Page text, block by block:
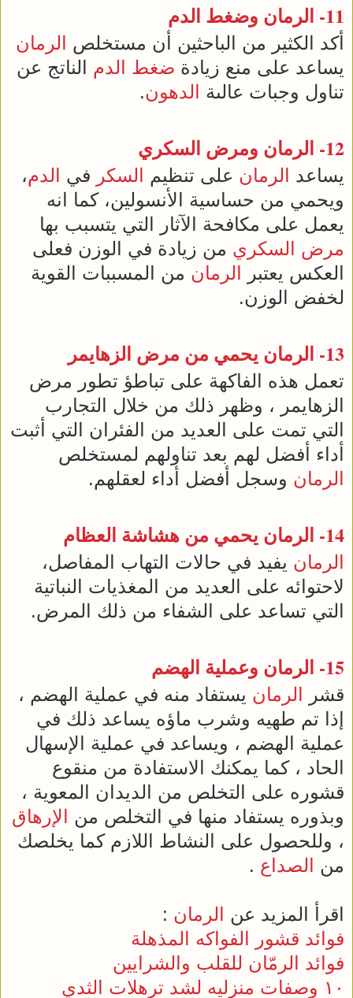
11- الرمان وضغط الدم
أكد الكثير من الباحثين أن مستخلص الرمان
يساعد على منع زيادة ضغط الدم الناتج عن
تناول وجبات عالىة الدهون.
12- الرمان ومرض السكري
يساعد الرمان على تنظيم السكر في الدم،
ويحمي من حساسية الأنسولين، كما انه
يعمل على مكافحة الآثار التي يتسبب بها
مرض السكري من زيادة في الوزن فعلى
العكس يعتبر الرمان من المسببات القوية
لخفض الوزن.
13- الرمان يحمي من مرض الزهايمر
تعمل هذه الفاكهة على تباطؤ تطور مرض
الزهايمر ، وظهر ذلك من خلال التجارب
التي تمت على العديد من الفئران التي أثبت
أداء أفضل لهم بعد تناولهم لمستخلص
الرمان وسجل أفضل أداء لعقلهم.
14- الرمان يحمي من هشاشة العظام
الرمان يفيد في حالات التهاب المفاصل،
لاحتوائه على العديد من المغذيات النباتية
التي تساعد على الشفاء من ذلك المرض.
15- الرمان وعملية الهضم
قشر الرمان يستفاد منه في عملية الهضم ،
إذا تم طهيه وشرب ماؤه يساعد ذلك في
عملية الهضم ، ويساعد في عملية الإسهال
الحاد ، كما يمكنك الاستفادة من منقوع
قشوره على التخلص من الديدان المعوية ،
وبذوره يستفاد منها في التخلص من الإرهاق
، وللحصول على النشاط اللازم كما يخلصك
من الصداع .
اقرأ المزيد عن الرمان :
فوائد قشور الفواكه المذهلة
فوائد الرمّان للقلب والشرايين
١٠ وصفات منزليه لشد ترهلات الثدي